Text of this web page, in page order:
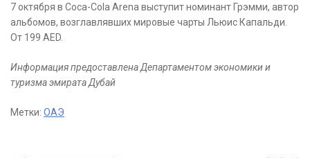
7 октября в Coca-Cola Arena выступит номинант Грэмми, автор
альбомов, возглавлявших мировые чарты Льюис Капальди.
От 199 AED.
Информация предоставлена Департаментом экономики и
туризма эмирата Дубай
Метки: ОАЭ